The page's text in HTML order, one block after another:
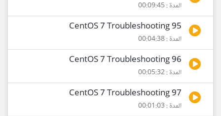
المدة : 00:09:45
95 CentOS 7 Troubleshooting
المدة : 00:04:38
96 CentOS 7 Troubleshooting
المدة : 00:05:32
97 CentOS 7 Troubleshooting
المدة : 00:01:03